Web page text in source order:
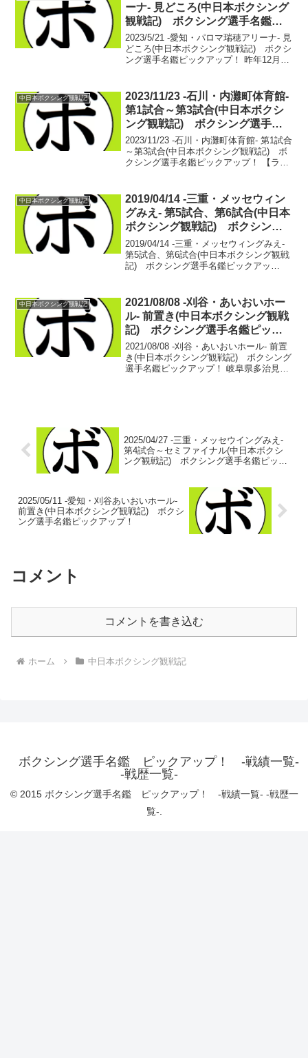
ーナ- 見どころ(中日本ボクシング
観戦記) ボクシング選手名鑑ピ
ックアップ！
2023/5/21 -愛知・パロマ瑞穂アリーナ- 見
どころ(中日本ボクシング観戦記) ボクシ
ング選手名鑑ピックアップ！ 昨年12月、
ファイナルには王座が見える位置に...
中日本ボクシング観戦記
2023/11/23 -石川・内灘町体育館-
第1試合～第3試合(中日本ボクシ
ング観戦記) ボクシング選手名
鑑ピックアップ！
2023/11/23 -石川・内灘町体育館- 第1試合
～第3試合(中日本ボクシング観戦記) ボ
クシング選手名鑑ピックアップ！ 【ライ
に攻めていくは木内の方...
中日本ボクシング観戦記
2019/04/14 -三重・メッセウィン
グみえ- 第5試合、第6試合(中日本
ボクシング観戦記) ボクシング
選手名鑑ピックアップ！
2019/04/14 -三重・メッセウィングみえ-
第5試合、第6試合(中日本ボクシング観戦
記) ボクシング選手名鑑ピックアッ
也 デビュー戦亀川 陵太...
中日本ボクシング観戦記
2021/08/08 -刈谷・あいおいホー
ル- 前置き(中日本ボクシング観戦
記) ボクシング選手名鑑ピック
アップ！
2021/08/08 -刈谷・あいおいホール- 前置
き(中日本ボクシング観戦記) ボクシング
選手名鑑ピックアップ！ 岐阜県多治見市
2025/04/27 -三重・メッセウイングみえ-
第4試合～セミファイナル(中日本ボクシ
ング観戦記) ボクシング選手名鑑ピック
2025/05/11 -愛知・刈谷あいおいホール-
前置き(中日本ボクシング観戦記) ボクシ
ング選手名鑑ピックアップ！
コメント
コメントを書き込む
ホーム 中日本ボクシング観戦記
ボクシング選手名鑑 ピックアップ！ -戦績一覧-
-戦歴一覧-
© 2015 ボクシング選手名鑑 ピックアップ！ -戦績一覧- -戦歴一
覧-.